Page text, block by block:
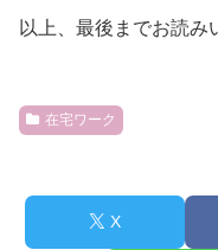
以上、最後までお読み
在宅ワーク
X